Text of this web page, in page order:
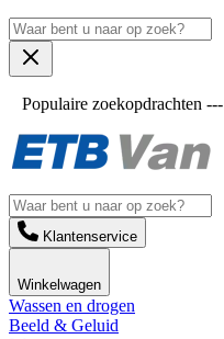
Populaire zoekopdrachten ---
Klantenservice
Winkelwagen
Wassen en drogen
Beeld & Geluid